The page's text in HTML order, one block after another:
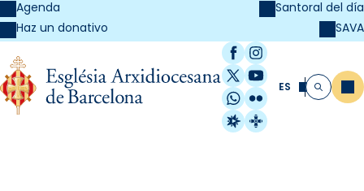
Agenda
Haz un donativo
Santoral del día
SAVA
Facebook
Instagram
X / Twitter
YouTube
WhatsApp
Flickr
Radio Estel
Catalunya
ES Buscar